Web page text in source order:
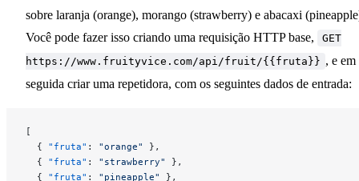
sobre laranja (orange), morango (strawberry) e abacaxi
Você pode fazer isso criando uma requisição HTTP base,
GET
https://www.fruityvice.com/api/fruit/{{fruta}} , e em
seguida criar uma repetidora, com os seguintes dados de entrada:
[
  {
" fruta" : "orange"
},
  {
" fruta" : " strawberry"
},
  {
" fruta" : " pineapple"
},